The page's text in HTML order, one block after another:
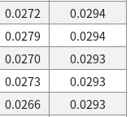
0.0272
0.0294
0.0279
0.0294
0.0270
0.0293
0.0273
0.0293
0.0266
0.0293